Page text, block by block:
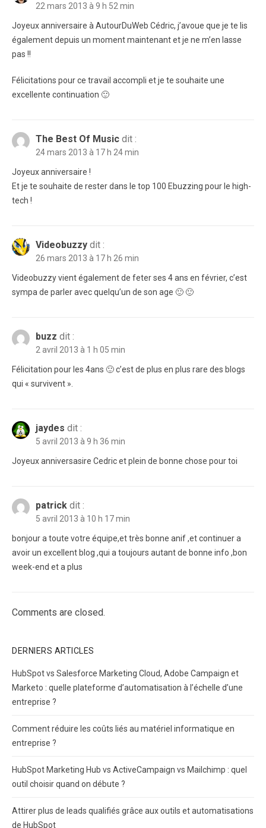
22 mars 2013 à 9 h 52 min
Joyeux anniversaire à AutourDuWeb Cédric, j’avoue que je te lis
également depuis un moment maintenant et je ne m’en lasse
pas !!
Félicitations pour ce travail accompli et je te souhaite une
excellente continuation 🙂
The Best Of Music dit :
24 mars 2013 à 17 h 24 min
Joyeux anniversaire !
Et je te souhaite de rester dans le top 100 Ebuzzing pour le high-
tech !
Videobuzzy dit :
26 mars 2013 à 17 h 26 min
Videobuzzy vient également de feter ses 4 ans en février, c’est
sympa de parler avec quelqu’un de son age 🙂 🙂
buzz dit :
2 avril 2013 à 1 h 05 min
Félicitation pour les 4ans 🙂 c’est de plus en plus rare des blogs
qui « survivent ».
jaydes dit :
5 avril 2013 à 9 h 36 min
Joyeux anniversasire Cedric et plein de bonne chose pour toi
patrick dit :
5 avril 2013 à 10 h 17 min
bonjour a toute votre équipe,et très bonne anif ,et continuer a
avoir un excellent blog ,qui a toujours autant de bonne info ,bon
week-end et a plus
Comments are closed.
DERNIERS ARTICLES
HubSpot vs Salesforce Marketing Cloud, Adobe Campaign et
Marketo : quelle plateforme d’automatisation à l’échelle d’une
entreprise ?
Comment réduire les coûts liés au matériel informatique en
entreprise ?
HubSpot Marketing Hub vs ActiveCampaign vs Mailchimp : quel
outil choisir quand on débute ?
Attirer plus de leads qualifiés grâce aux outils et automatisations
de HubSpot